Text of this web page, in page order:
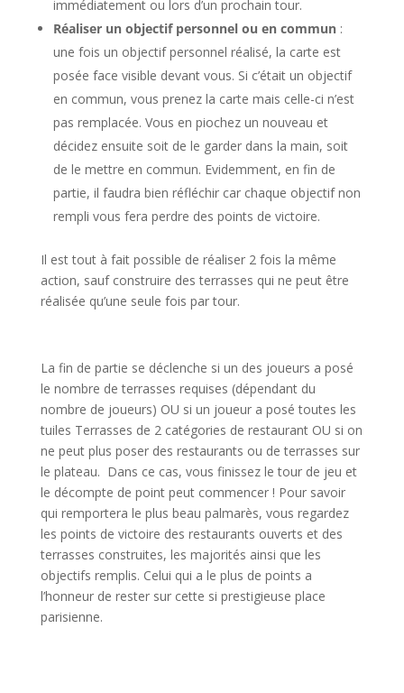
immédiatement ou lors d’un prochain tour.
Réaliser un objectif personnel ou en commun :
une fois un objectif personnel réalisé, la carte est
posée face visible devant vous. Si c’était un objectif
en commun, vous prenez la carte mais celle-ci n’est
pas remplacée. Vous en piochez un nouveau et
décidez ensuite soit de le garder dans la main, soit
de le mettre en commun. Evidemment, en fin de
partie, il faudra bien réfléchir car chaque objectif non
rempli vous fera perdre des points de victoire.
Il est tout à fait possible de réaliser 2 fois la même
action, sauf construire des terrasses qui ne peut être
réalisée qu’une seule fois par tour.
La fin de partie se déclenche si un des joueurs a posé
le nombre de terrasses requises (dépendant du
nombre de joueurs) OU si un joueur a posé toutes les
tuiles Terrasses de 2 catégories de restaurant OU si on
ne peut plus poser des restaurants ou de terrasses sur
le plateau. Dans ce cas, vous finissez le tour de jeu et
le décompte de point peut commencer ! Pour savoir
qui remportera le plus beau palmarès, vous regardez
les points de victoire des restaurants ouverts et des
terrasses construites, les majorités ainsi que les
objectifs remplis. Celui qui a le plus de points a
l’honneur de rester sur cette si prestigieuse place
parisienne.